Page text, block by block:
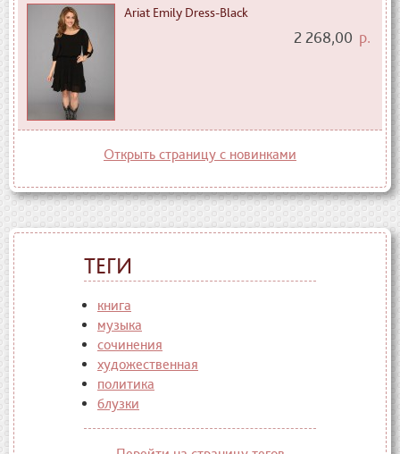
Ariat Emily Dress-Black
2 268,00 р.
Открыть страницу с новинками
ТЕГИ
книга
музыка
сочинения
художественная
политика
блузки